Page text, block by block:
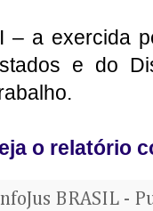
– a exercida
e do
o relatório
BRASIL -